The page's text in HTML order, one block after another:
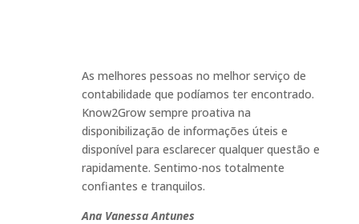
As melhores pessoas no melhor serviço de
contabilidade que podíamos ter encontrado.
Know2Grow sempre proativa na
disponibilização de informações úteis e
disponível para esclarecer qualquer questão e
rapidamente. Sentimo-nos totalmente
confiantes e tranquilos.
Ana Vanessa Antunes